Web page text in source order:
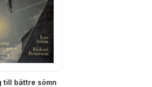
till bättre sömn